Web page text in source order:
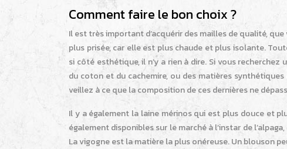
Comment faire le bon choix ?
Il est très important d’acquérir des mailles de qualité,
plus prisée, car elle est plus chaude et plus isolante.
si côté esthétique, il n’y a rien à dire. Si vous
du coton et du cachemire, ou des matières
veillez à ce que la composition de ces dernières ne
Il y a également la laine mérinos qui est plus douce et
également disponibles sur le marché à l’instar de
La vigogne est la matière la plus onéreuse. Un blouson